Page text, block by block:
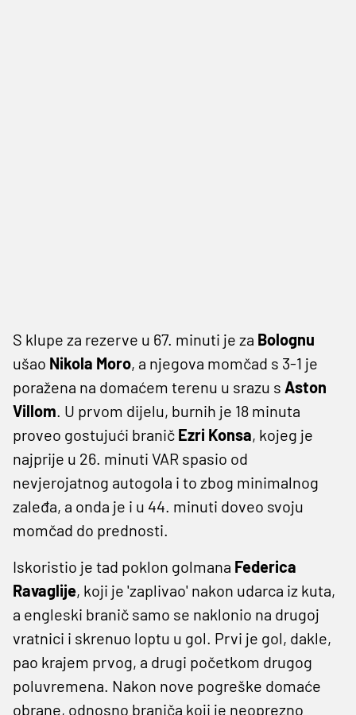
S klupe za rezerve u 67. minuti je za Bolognu
ušao Nikola Moro, a njegova momčad s 3-1 je
poražena na domaćem terenu u srazu s Aston
Villom. U prvom dijelu, burnih je 18 minuta
proveo gostujući branič Ezri Konsa, kojeg je
najprije u 26. minuti VAR spasio od
nevjerojatnog autogola i to zbog minimalnog
zaleđa, a onda je i u 44. minuti doveo svoju
momčad do prednosti.
Iskoristio je tad poklon golmana Federica
Ravaglije, koji je 'zaplivao' nakon udarca iz kuta,
a engleski branič samo se naklonio na drugoj
vratnici i skrenuo loptu u gol. Prvi je gol, dakle,
pao krajem prvog, a drugi početkom drugog
poluvremena. Nakon nove pogreške domaće
obrane, odnosno braniča koji je neoprezno